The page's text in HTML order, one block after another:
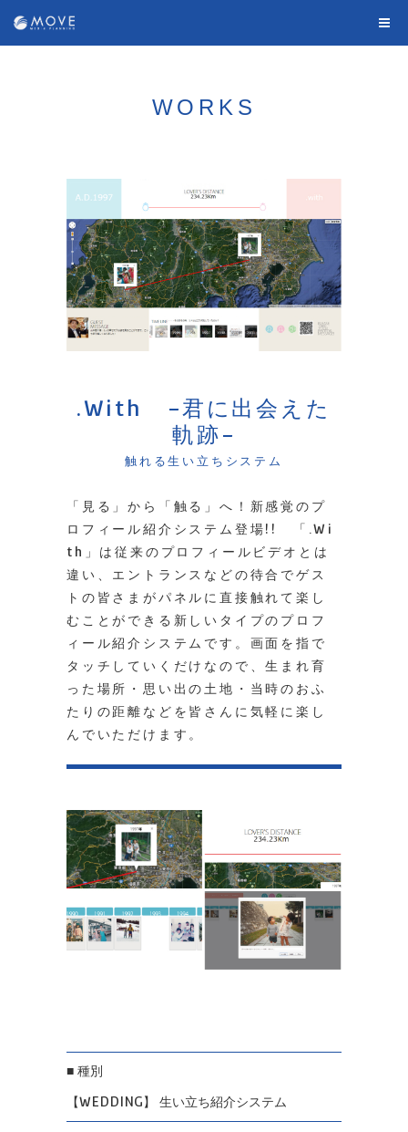
WORKS
.With -君に出会えた
軌跡-
触れる生い立ちシステム
「見る」から「触る」へ！新感覚のプ
ロフィール紹介システム登場!! 「.Wi
th」は従来のプロフィールビデオとは
違い、エントランスなどの待合でゲス
トの皆さまがパネルに直接触れて楽し
むことができる新しいタイプのプロフ
ィール紹介システムです。画面を指で
タッチしていくだけなので、生まれ育
った場所・思い出の土地・当時のおふ
たりの距離などを皆さんに気軽に楽し
んでいただけます。
■ 種別
【WEDDING】 生い立ち紹介システム